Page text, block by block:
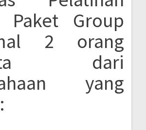
Paket Group
2 orang
dari
yang